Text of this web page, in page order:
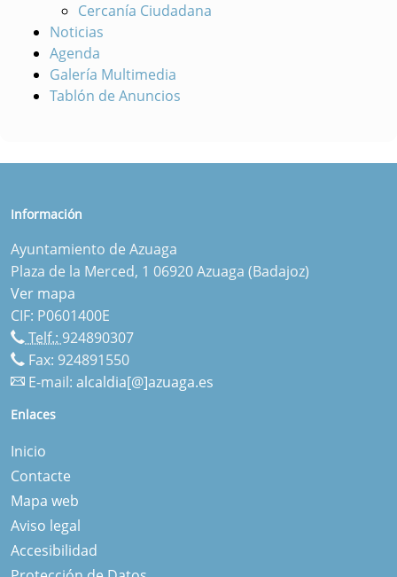
Cercanía Ciudadana
Noticias
Agenda
Galería Multimedia
Tablón de Anuncios
Información
Ayuntamiento de Azuaga
Plaza de la Merced, 1 06920 Azuaga (Badajoz)
Ver mapa
CIF: P0601400E
Telf.: 924890307
Fax: 924891550
E-mail: alcaldia[@]azuaga.es
Enlaces
Inicio
Contacte
Mapa web
Aviso legal
Accesibilidad